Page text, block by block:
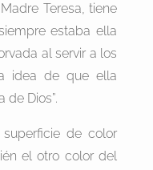
Teresa, tiene
estaba ella
al servir a los
idea de que ella
de Dios”.
de color
el otro color del